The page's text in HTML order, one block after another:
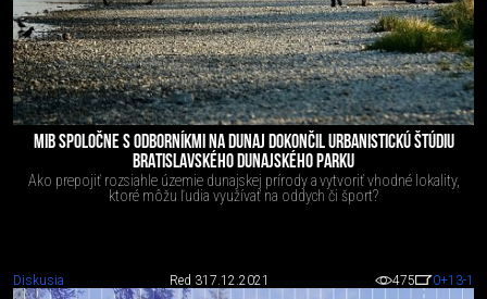
MIB SPOLOČNE S ODBORNÍKMI NA DUNAJ DOKONČIL URBANISTICKÚ ŠTÚDIU
BRATISLAVSKÉHO DUNAJSKÉHO PARKU
Ako prepojiť rozsiahle územie dunajskej prírody a vytvoriť vhodné lokality,
ktoré môžu ľudia využívať na oddych či šport?
Diskusia Red 317.12.2021 475 0+13-1